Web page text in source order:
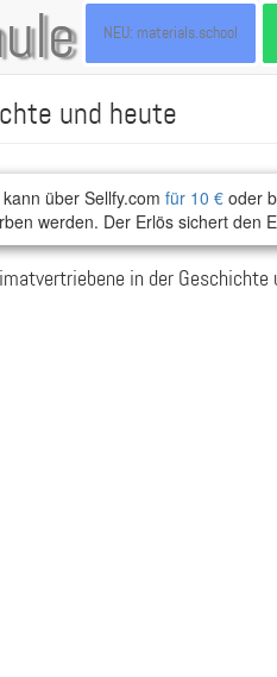
NEU: materials.school
und heute
über Sellfy.com für 10 € oder
werden. Der Erlös sichert den
in der Geschichte